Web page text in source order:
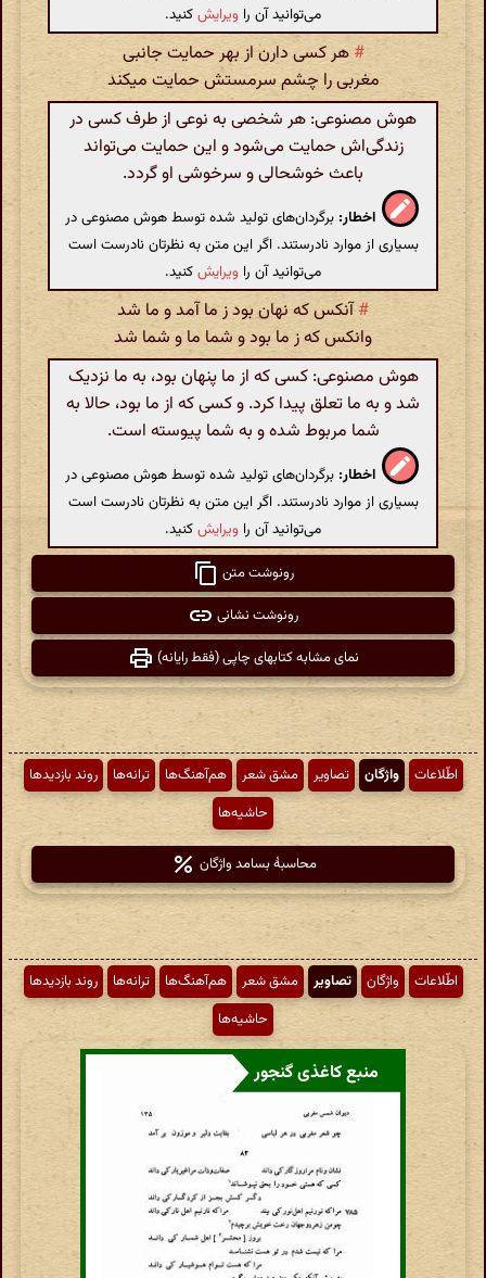
می‌توانید آن را ویرایشکنید.
# هر کسی دارن از بهر حمایت جانبی
مغربی را چشم سرمستش حمایت میکند
هوش مصنوعی: هر شخصی به نوعی از طرف کسی در
زندگی‌اش حمایت می‌شود و این حمایت می‌تواند
باعث خوشحالی و سرخوشی او گردد.
اخطار: برگردان‌های تولید شده توسط هوش مصنوعی در
بسیاری از موارد نادرستند. اگر این متن به نظرتان نادرست است
می‌توانید آن را ویرایشکنید.
#آنکس که نهان بود ز ما آمد و ما شد
وانکس که ز ما بود و شما ما و شما شد
هوش مصنوعی: کسی که از ما پنهان بود، به ما نزدیک
شد و به ما تعلق پیدا کرد. و کسی که از ما بود، حالا به
شما مربوط شده و به شما پیوسته است.
اخطار: برگردان‌های تولید شده توسط هوش مصنوعی در
بسیاری از موارد نادرستند. اگر این متن به نظرتان نادرست است
می‌توانید آن را ویرایشکنید.
رونوشت متن
رونوشت نشانی
نمای مشابه کتابهای چاپی (فقط رایانه)
اطّلاعات واژگان تصاویر مشق شعر هم‌آهنگ‌ها ترانه‌ها
روند بازدیدها
حاشیه‌ها
محاسبهٔ بسامد واژگان
اطّلاعات واژگان تصاویر مشق شعر هم‌آهنگ‌ها ترانه‌ها
روند بازدیدها
حاشیه‌ها
منبع کاغذی گنجور